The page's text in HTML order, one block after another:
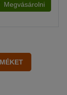
Megvásárolni